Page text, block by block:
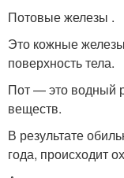
Потовые железы .
Это кожные
поверхность тела.
Пот — это водный
веществ.
В результате
года, происходит